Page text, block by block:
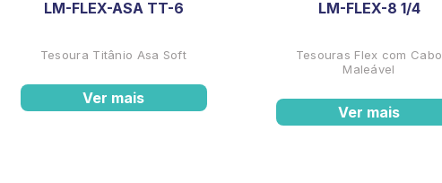
LM-FLEX-ASA TT-6
Tesoura Titânio Asa Soft
Ver mais
LM-FLEX-8 1/4
Tesouras Flex com Cabo
Maleável
Ver mais